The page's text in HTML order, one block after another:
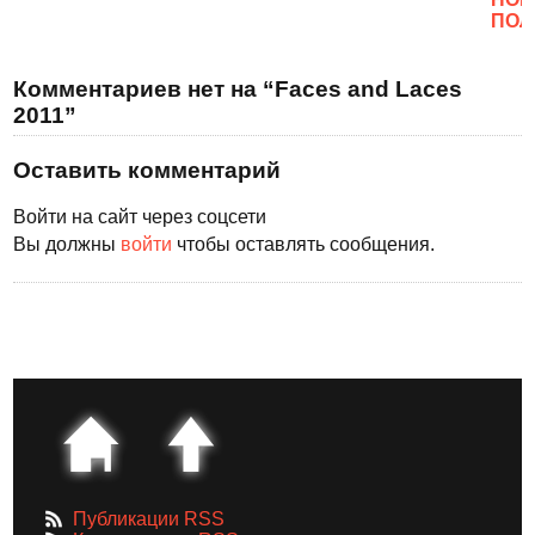
Комментариев нет на “Faces and Laces
2011”
Оставить комментарий
Войти на сайт через соцсети
Вы должны войти чтобы оставлять сообщения.
Публикации RSS